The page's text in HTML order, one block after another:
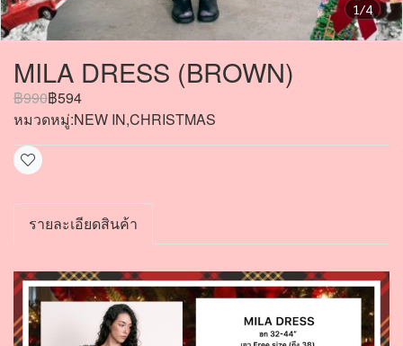
1/4
MILA DRESS (BROWN)
฿990฿594
หมวดหมู่:NEW IN,CHRISTMAS
รายละเอียดสินค้า